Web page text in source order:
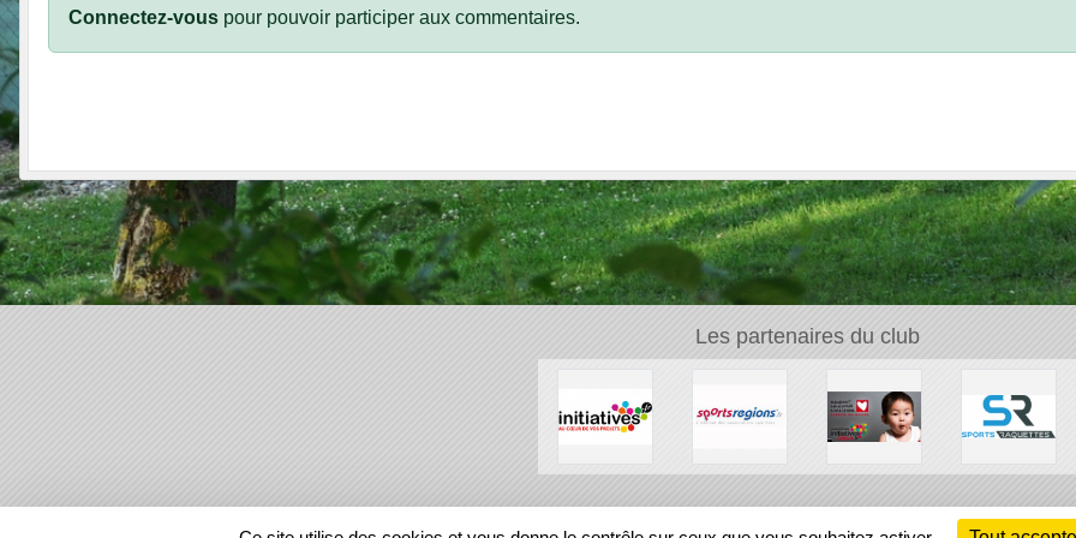
Connectez-vous pour pouvoir participer aux commentaires.
Les partenaires du club
REGIONS